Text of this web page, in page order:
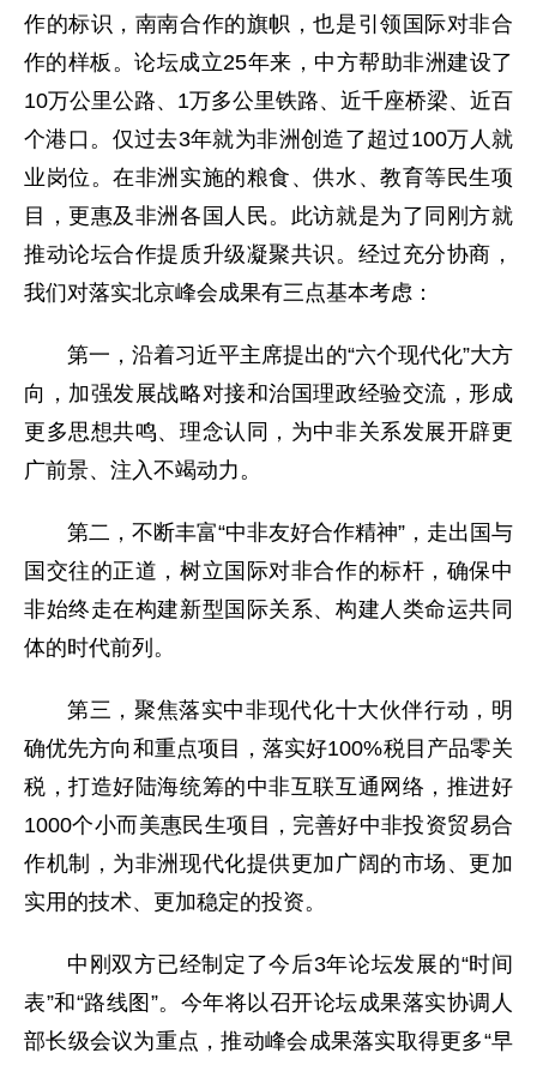
作的标识，南南合作的旗帜，也是引领国际对非合
作的样板。论坛成立25年来，中方帮助非洲建设了
10万公里公路、1万多公里铁路、近千座桥梁、近百
个港口。仅过去3年就为非洲创造了超过100万人就
业岗位。在非洲实施的粮食、供水、教育等民生项
目，更惠及非洲各国人民。此访就是为了同刚方就
推动论坛合作提质升级凝聚共识。经过充分协商，
我们对落实北京峰会成果有三点基本考虑：
第一，沿着习近平主席提出的“六个现代化”大方
向，加强发展战略对接和治国理政经验交流，形成
更多思想共鸣、理念认同，为中非关系发展开辟更
广前景、注入不竭动力。
第二，不断丰富“中非友好合作精神”，走出国与
国交往的正道，树立国际对非合作的标杆，确保中
非始终走在构建新型国际关系、构建人类命运共同
体的时代前列。
第三，聚焦落实中非现代化十大伙伴行动，明
确优先方向和重点项目，落实好100%税目产品零关
税，打造好陆海统筹的中非互联互通网络，推进好
1000个小而美惠民生项目，完善好中非投资贸易合
作机制，为非洲现代化提供更加广阔的市场、更加
实用的技术、更加稳定的投资。
中刚双方已经制定了今后3年论坛发展的“时间
表”和“路线图”。今年将以召开论坛成果落实协调人
部长级会议为重点，推动峰会成果落实取得更多“早